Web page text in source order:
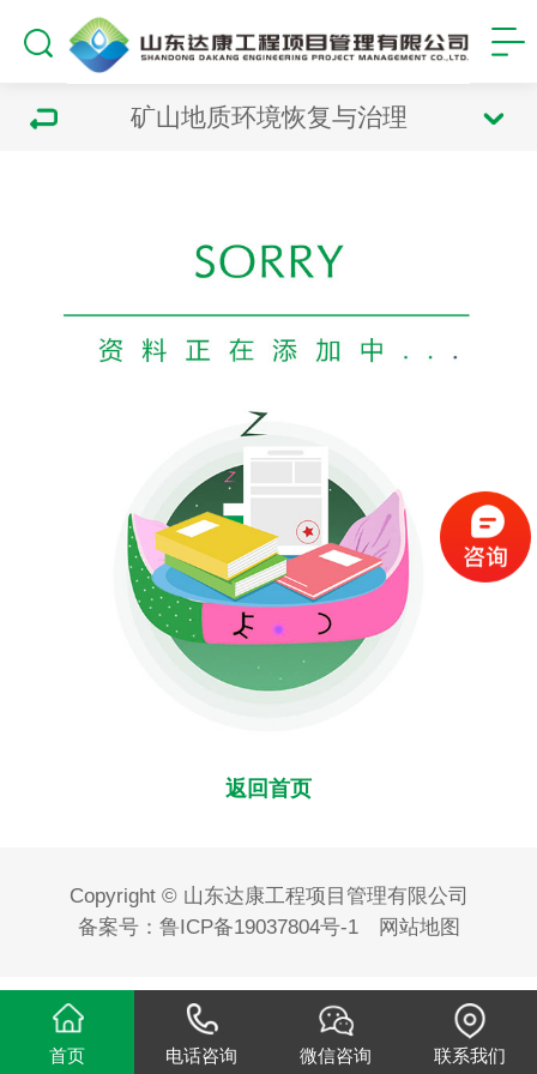
矿山地质环境恢复与治理
返回首页
Copyright © 山东达康工程项目管理有限公司
备案号： 鲁ICP备19037804号-1 网站地图
首页 电话咨询 微信咨询 联系我们